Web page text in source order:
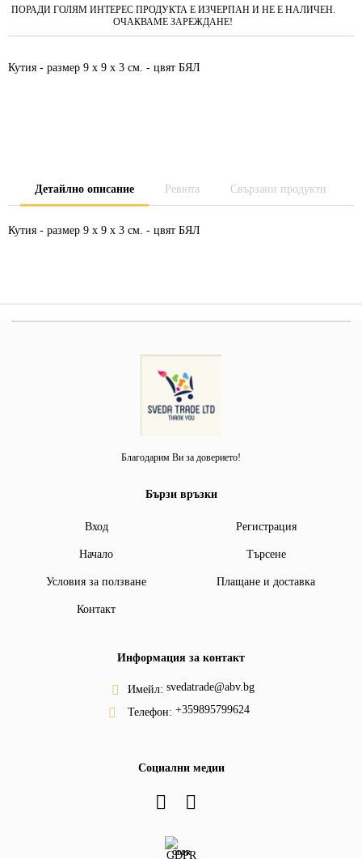
ПОРАДИ ГОЛЯМ ИНТЕРЕС ПРОДУКТА Е ИЗЧЕРПАН И НЕ Е НАЛИЧЕН.
ОЧАКВАМЕ ЗАРЕЖДАНЕ!
Кутия - размер 9 х 9 х 3 см. - цвят БЯЛ
Детайлно описание Ревюта Свързани продукти
Кутия - размер 9 х 9 х 3 см. - цвят БЯЛ
Благодарим Ви за доверието!
Бързи връзки
Вход Регистрация
Начало Търсене
Условия за ползване Плащане и доставка
Контакт
Информация за контакт
Имейл: svedatrade@abv.bg
Телефон: +359895799624
Социални медии
GDPR